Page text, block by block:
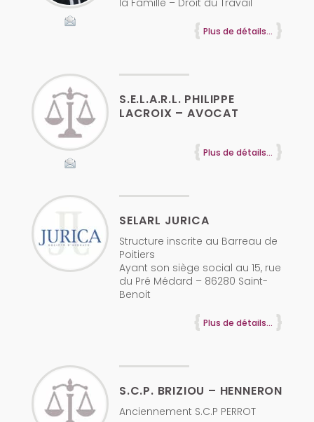
Plus de détails...
S.E.L.A.R.L. PHILIPPE
LACROIX – AVOCAT
Plus de détails...
SELARL JURICA
Structure inscrite au Barreau de
Poitiers
Ayant son siège social au 15, rue
du Pré Médard – 86280 Saint-
Benoit
Plus de détails...
S.C.P. BRIZIOU – HENNERON
Anciennement S.C.P PERROT